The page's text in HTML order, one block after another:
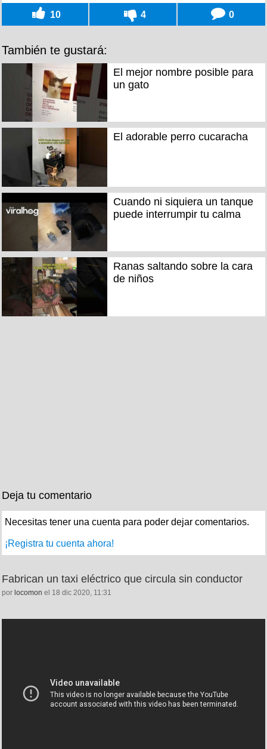
10 4 0
También te gustará:
El mejor nombre posible para
un gato
El adorable perro cucaracha
Cuando ni siquiera un tanque
puede interrumpir tu calma
Ranas saltando sobre la cara
de niños
Deja tu comentario
Necesitas tener una cuenta para poder dejar comentarios.
¡Registra tu cuenta ahora!
Fabrican un taxi eléctrico que circula sin conductor
por locomon el 18 dic 2020, 11:31